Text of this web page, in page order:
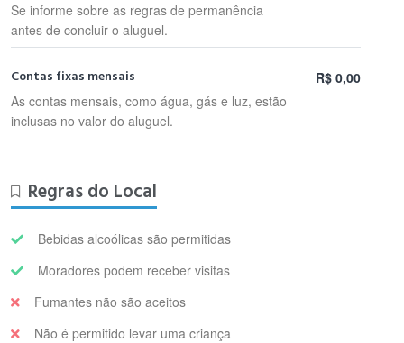
Se informe sobre as regras de permanência
antes de concluir o aluguel.
Contas fixas mensais
As contas mensais, como água, gás e luz, estão
inclusas no valor do aluguel.
R$ 0,00
Regras do Local
Bebidas alcoólicas são permitidas
Moradores podem receber visitas
Fumantes não são aceitos
Não é permitido levar uma criança